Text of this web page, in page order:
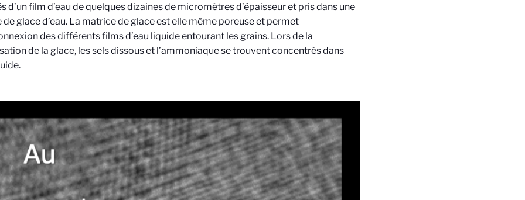
d’un film d’eau de quelques dizaines de micromètres d’épaisseur et pris dans une
glace d’eau. La matrice de glace est elle même poreuse et permet
des différents films d’eau liquide entourant les grains. Lors de la
de la glace, les sels dissous et l’ammoniaque se trouvent concentrés dans